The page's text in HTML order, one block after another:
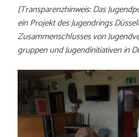
[Transparenzhinweis: Das
ein Projekt des Jugendrings
Zusammenschlusses von
gruppen und Jugendinitiativen in